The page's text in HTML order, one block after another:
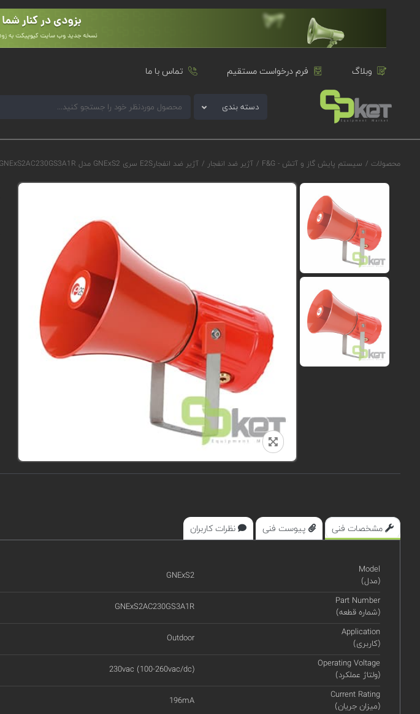
وبلاگ فرم درخواست مستقیم تماس با ما
دسته بندی
محصولات / سیستم پایش گاز و آتش - F&G / آژیر ضد انفجار / آژیر ضد انفجارE2S سری GNExS2 مدل GNExS2AC230GS3A1R
مشخصات فنی پیوست فنی نظرات کاربران
Model
(مدل)
GNExS2
Part Number
(شماره قطعه)
GNExS2AC230GS3A1R
Application
(کاربری)
Outdoor
Operating Voltage
(ولتاژ عملکرد)
230vac (100-260vac/dc)
Current Rating
(میزان جریان)
196mA